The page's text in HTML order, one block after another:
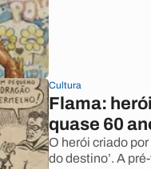
Cultura
Flama:
quase 60
O herói criado
do destino’. A